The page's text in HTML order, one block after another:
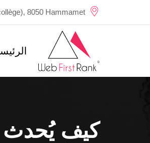
8050 Hammamet
كيف يُحدث